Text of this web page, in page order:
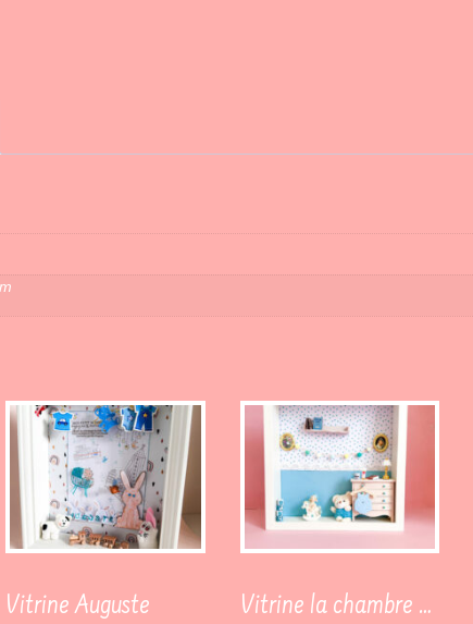
Vitrine Auguste Vitrine la chambre bleue